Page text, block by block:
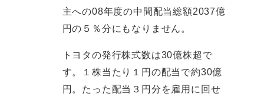
主への08年度の中間配当総額2037億
円の５％分にもなりません。
トヨタの発行株式数は30億株超で
す。１株当たり１円の配当で約30億
円。たった配当３円分を雇用に回せ